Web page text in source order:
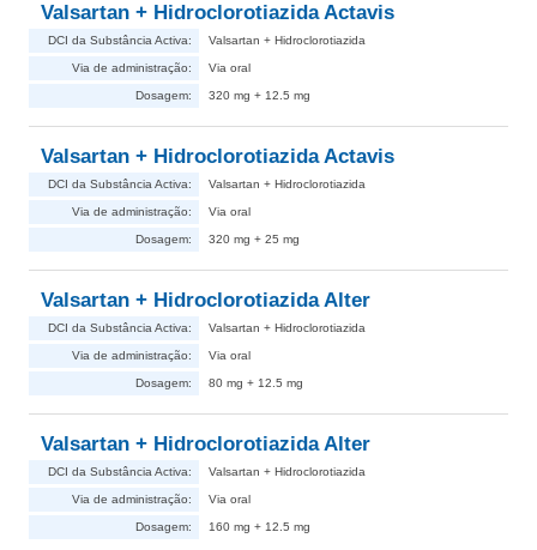
Valsartan + Hidroclorotiazida Actavis
DCI da Substância Activa: Valsartan + Hidroclorotiazida
Via de administração: Via oral
Dosagem: 320 mg + 12.5 mg
Valsartan + Hidroclorotiazida Actavis
DCI da Substância Activa: Valsartan + Hidroclorotiazida
Via de administração: Via oral
Dosagem: 320 mg + 25 mg
Valsartan + Hidroclorotiazida Alter
DCI da Substância Activa: Valsartan + Hidroclorotiazida
Via de administração: Via oral
Dosagem: 80 mg + 12.5 mg
Valsartan + Hidroclorotiazida Alter
DCI da Substância Activa: Valsartan + Hidroclorotiazida
Via de administração: Via oral
Dosagem: 160 mg + 12.5 mg